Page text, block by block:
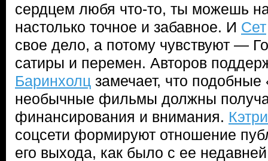
сердцем любя что-то, ты можешь
настолько точное и забавное. И Сет
свое дело, а потому чувствуют —
сатиры и перемен. Авторов
Баринхолц замечает, что
необычные фильмы должны
финансирования и внимания.
соцсети формируют отношение
его выхода, как было с ее